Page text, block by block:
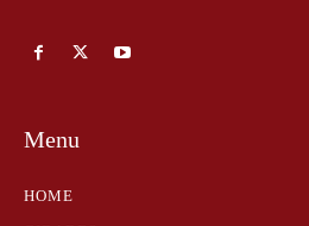
Menu
HOME